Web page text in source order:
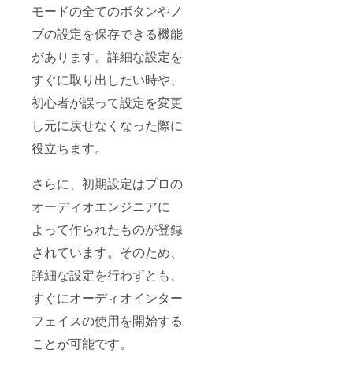
モードの全てのボタンやノ
ブの設定を保存できる機能
があります。詳細な設定を
すぐに取り出したい時や、
初心者が誤って設定を変更
し元に戻せなくなった際に
役立ちます。
さらに、初期設定はプロの
オーディオエンジニアに
よって作られたものが登録
されています。そのため、
詳細な設定を行わずとも、
すぐにオーディオインター
フェイスの使用を開始する
ことが可能です。